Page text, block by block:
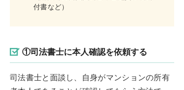
付書など）
①司法書士に本人確認を依頼する
司法書士と面談し、自身がマンションの所有